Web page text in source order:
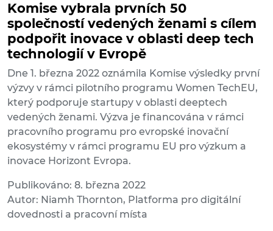
Komise vybrala prvních 50
společností vedených ženami s cílem
podpořit inovace v oblasti deep tech
technologií v Evropě
Dne 1. března 2022 oznámila Komise výsledky první
výzvy v rámci pilotního programu Women TechEU,
který podporuje startupy v oblasti deeptech
vedených ženami. Výzva je financována v rámci
pracovního programu pro evropské inovační
ekosystémy v rámci programu EU pro výzkum a
inovace Horizont Evropa.
Publikováno: 8. března 2022
Autor: Niamh Thornton, Platforma pro digitální
dovednosti a pracovní místa